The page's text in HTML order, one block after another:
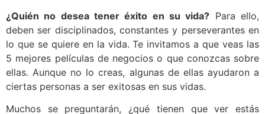
¿Quién no desea tener éxito en su vida? Para ello,
deben ser disciplinados, constantes y perseverantes en
lo que se quiere en la vida. Te invitamos a que veas las
5 mejores películas de negocios o que conozcas sobre
ellas. Aunque no lo creas, algunas de ellas ayudaron a
ciertas personas a ser exitosas en sus vidas.
Muchos se preguntarán, ¿qué tienen que ver estás